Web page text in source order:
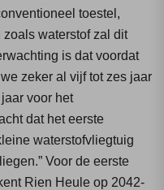
toestel,
waterstof zal dit
is dat voordat
zeker al vijf tot zes jaar
voor het
dat het eerste
waterstofvliegtuig
Voor de eerste
Rien Heule op 2042-